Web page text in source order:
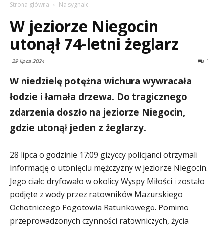
Strona główna Na sygnale
W jeziorze Niegocin
utonął 74-letni żeglarz
29 lipca 2024 1
W niedzielę potężna wichura wywracała
łodzie i łamała drzewa. Do tragicznego
zdarzenia doszło na jeziorze Niegocin,
gdzie utonął jeden z żeglarzy.
28 lipca o godzinie 17:09 giżyccy policjanci otrzymali
informację o utonięciu mężczyzny w jeziorze Niegocin.
Jego ciało dryfowało w okolicy Wyspy Miłości i zostało
podjęte z wody przez ratowników Mazurskiego
Ochotniczego Pogotowia Ratunkowego. Pomimo
przeprowadzonych czynności ratowniczych, życia